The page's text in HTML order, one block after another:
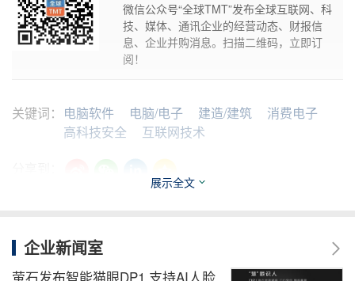
微信公众号“全球TMT”发布全球互联网、科
技、媒体、通讯企业的经营动态、财报信
息、企业并购消息。扫描二维码，立即订
阅！
关键词： 电脑软件 电脑/电子 建造/建筑
消费电子
高科技安全
互联网技术
展示全文
企业新闻室
萤石发布智能猫眼DP1 支持AI人脸